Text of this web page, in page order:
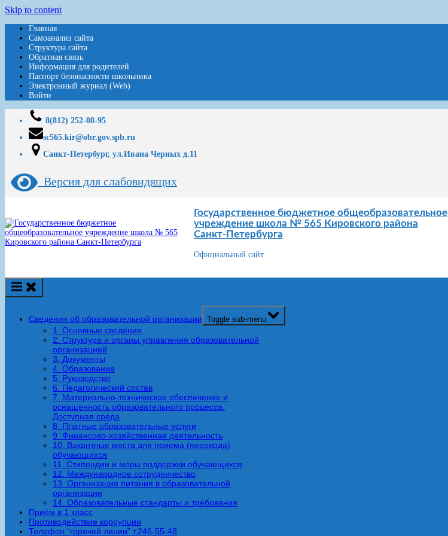
Skip to content
Главная
Самоанализ сайта
Структура сайта
Обратная связь
Информация для родителей
Паспорт безопасности школьника
Электронный журнал (Web)
Войти
8(812) 252-08-95
sc565.kir@obr.gov.spb.ru
Санкт-Петербург, ул.Ивана Черных д.11
Версия для слабовидящих
Государственное бюджетное общеобразовательное
учреждение школа № 565 Кировского района
Санкт-Петербурга
Официальный сайт
Сведения об образовательной организации Toggle sub-menu
1. Основные сведения
2. Структура и органы управления образовательной
организацией
3. Документы
4. Образование
5. Руководство
6. Педагогический состав
7. Материально-техническое обеспечение и
оснащенность образовательного процесса.
Доступная среда
8. Платные образовательные услуги
9. Финансово-хозяйственная деятельность
10. Вакантные места для приема (перевода)
обучающихся
11. Стипендии и меры поддержки обучающихся
12. Международное сотрудничество
13. Организация питания в образовательной
организации
14. Образовательные стандарты и требования
Приём в 1 класс
Противодействие коррупции
Телефон “горячей линии” т.246-55-48